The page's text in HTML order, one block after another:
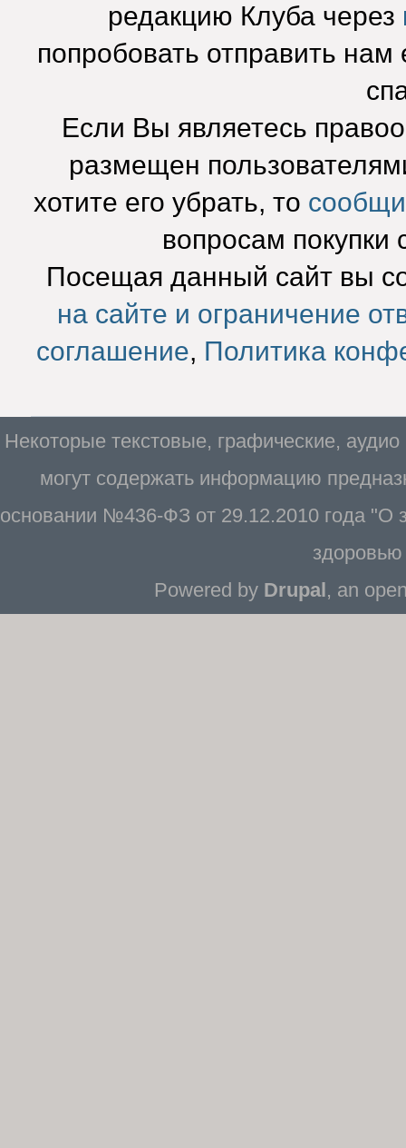
редакцию Клуба через
попробовать отправить нам
Если Вы являетесь
размещен
хотите его убрать, то
вопросам покупки
Посещая данный сайт вы
на сайте и ограничение
соглашение, Политика
Некоторые текстовые, графические,
могут содержать информацию
основании №436-ФЗ от 29.12.2010 года "О
Powered by Drupal, an